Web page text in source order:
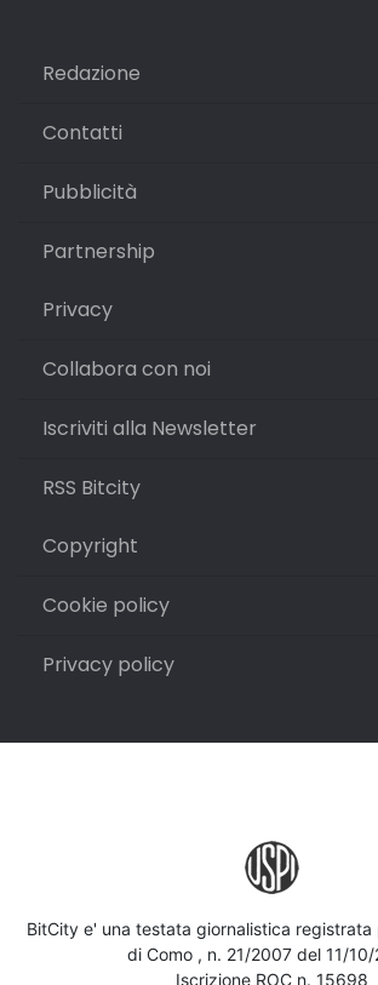
Redazione
Contatti
Pubblicità
Partnership
Privacy
Collabora con noi
Iscriviti alla Newsletter
RSS Bitcity
Copyright
Cookie policy
Privacy policy
BitCity e' una testata giornalistica registrata
di Como , n. 21/2007 del 11/
Iscrizione ROC n. 15698